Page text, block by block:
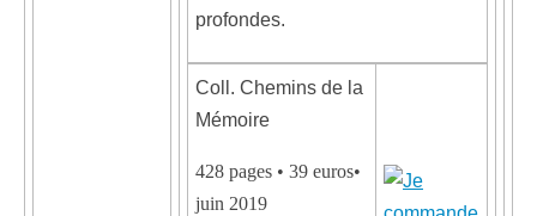
profondes.
Coll. Chemins de la
Mémoire
428 pages • 39 euros•
juin 2019